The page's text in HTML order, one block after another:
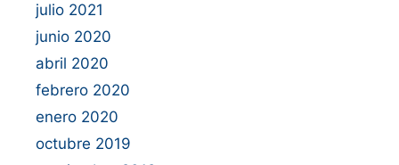
julio 2021
junio 2020
abril 2020
febrero 2020
enero 2020
octubre 2019